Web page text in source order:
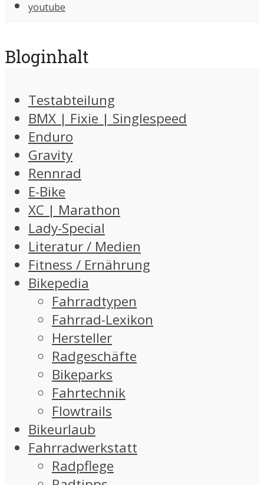
youtube
Bloginhalt
Testabteilung
BMX | Fixie | Singlespeed
Enduro
Gravity
Rennrad
E-Bike
XC | Marathon
Lady-Special
Literatur / Medien
Fitness / Ernährung
Bikepedia
Fahrradtypen
Fahrrad-Lexikon
Hersteller
Radgeschäfte
Bikeparks
Fahrtechnik
Flowtrails
Bikeurlaub
Fahrradwerkstatt
Radpflege